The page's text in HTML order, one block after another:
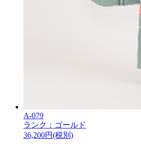
A-079
ランク：ゴールド
36,200円(税別)